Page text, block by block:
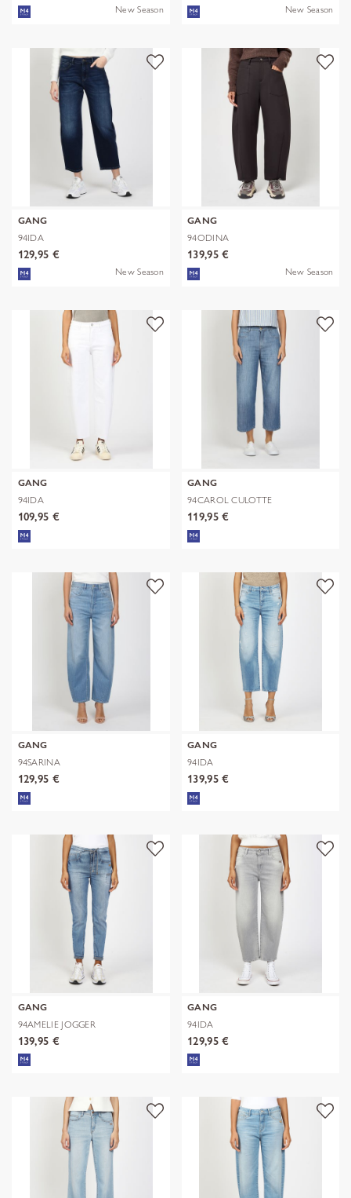
New Season New Season
GANG
94IDA
129,95 €
New Season
GANG
94ODINA
139,95 €
New Season
GANG
94IDA
109,95 €
GANG
94CAROL CULOTTE
119,95 €
GANG
94SARINA
129,95 €
GANG
94IDA
139,95 €
GANG
94AMELIE JOGGER
139,95 €
GANG
94IDA
129,95 €